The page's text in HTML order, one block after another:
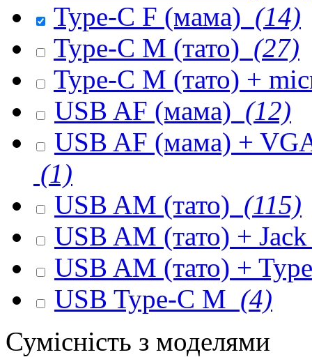
Type-C F (мама) (14)
Type-C M (тато) (27)
Type-C M (тато) +
USB AF (мама) (12)
USB AF (мама) +
(1)
USB AM (тато) (115)
USB AM (тато) +
USB AM (тато) +
USB Type-C M (4)
Сумісність з моделями